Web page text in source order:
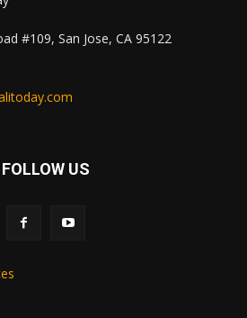
#109, San Jose, CA 95122
FOLLOW US